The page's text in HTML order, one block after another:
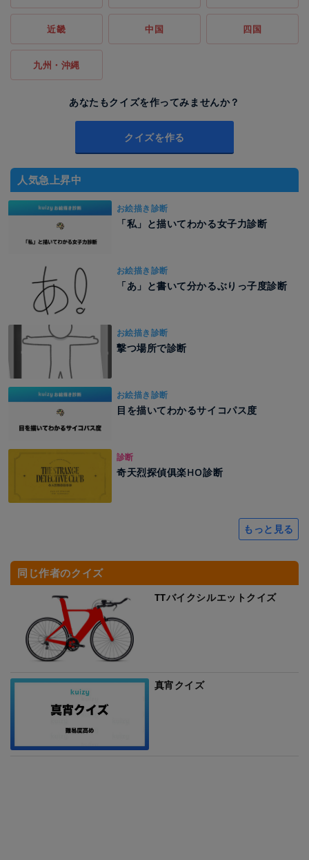
近畿 中国 四国
九州・沖縄
あなたもクイズを作ってみませんか？
クイズを作る
人気急上昇中
お絵描き診断
「私」と描いてわかる女子力診断
お絵描き診断
「あ」と書いて分かるぶりっ子度診断
お絵描き診断
撃つ場所で診断
お絵描き診断
目を描いてわかるサイコパス度
診断
奇天烈探偵俱楽HO診断
もっと見る
同じ作者のクイズ
TTバイクシルエットクイズ
真宵クイズ